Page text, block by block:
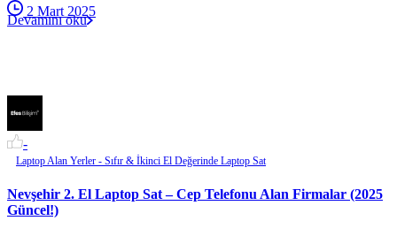
2 Mart 2025
Devamını oku
-
Laptop Alan Yerler - Sıfır & İkinci El Değerinde Laptop Sat
Nevşehir 2. El Laptop Sat – Cep Telefonu Alan Firmalar (2025
Güncel!)